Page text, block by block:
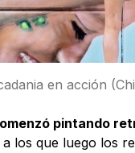
en acción
pintando
a los que luego los